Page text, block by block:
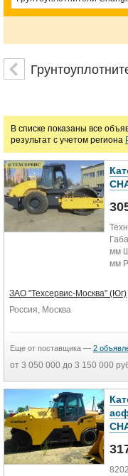
руб.
В списке показаны все
результат с учетом региона
мм
мм
ЗАО "Техсервис-Москва" (Юг)
Россия, Москва
Еще от поставщика — 2
от 3 050 000 до 3 150 000